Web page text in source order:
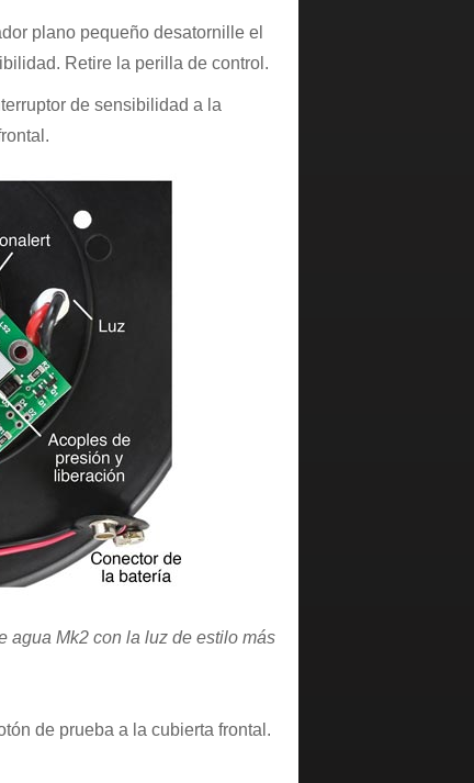
plano pequeño desatornille el
Retire la perilla de control.
de sensibilidad a la
agua Mk2 con la luz de estilo más
de prueba a la cubierta frontal.